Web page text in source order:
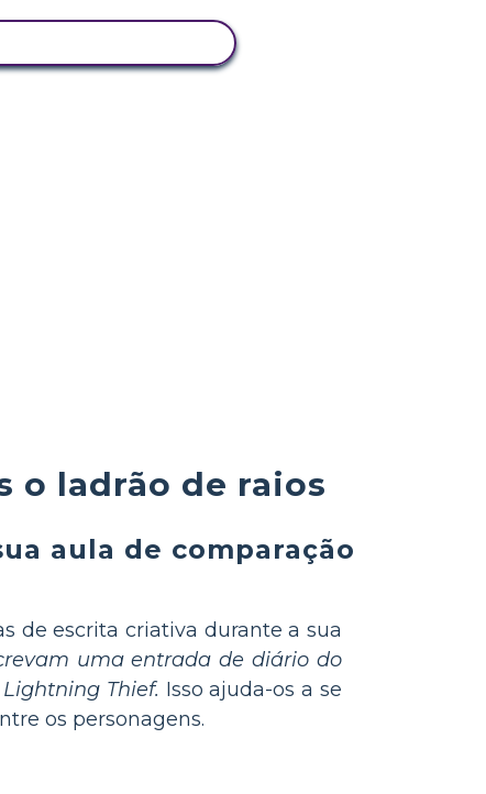
o ladrão de raios
aula de comparação
de escrita criativa durante a sua
uma entrada de diário do
Thief. Isso ajuda-os a se
os personagens.